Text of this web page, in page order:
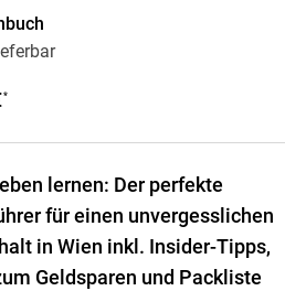
*
lernen: Der perfekte
für einen unvergesslichen
in Wien inkl. Insider-Tipps,
Geldsparen und Packliste